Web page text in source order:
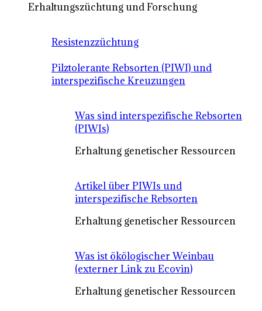
Erhaltungszüchtung und Forschung
Resistenzzüchtung
Pilztolerante Rebsorten (PIWI) und
interspezifische Kreuzungen
Was sind interspezifische Rebsorten
(PIWIs)
Erhaltung genetischer Ressourcen
Artikel über PIWIs und
interspezifische Rebsorten
Erhaltung genetischer Ressourcen
Was ist ökölogischer Weinbau
(externer Link zu Ecovin)
Erhaltung genetischer Ressourcen